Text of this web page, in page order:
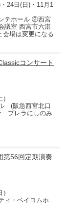
24日(日)・11月1
ホール ②西宮
議室 西宮市六湛
場は変更になる
コンサート
(阪急西宮北口
プレラにしのみ
第56回定期演奏
ィ・ベイコムホ